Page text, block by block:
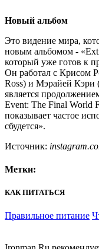
Новый альбом
Это видение мира,
новым альбомом -
который уже готов к
Он работал с Крисом
Ross) и Мэрайей Кэри
является
Event: The Final World
показывает частое
сбудется».
Источник:
Метки:
КАК ПИТАТЬСЯ
Правильное питание